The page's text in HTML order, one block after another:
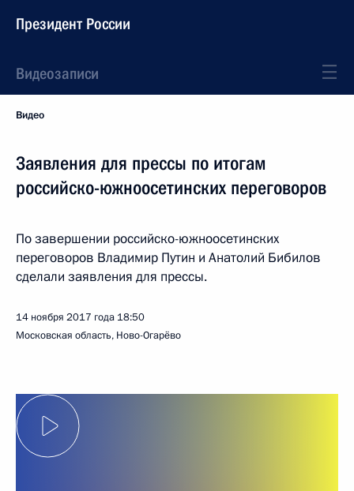
Президент России
Видеозаписи
Видео
Заявления для прессы по итогам
российско-южноосетинских переговоров
По завершении российско-южноосетинских
переговоров Владимир Путин и Анатолий Бибилов
сделали заявления для прессы.
14 ноября 2017 года 18:50
Московская область, Ново-Огарёво